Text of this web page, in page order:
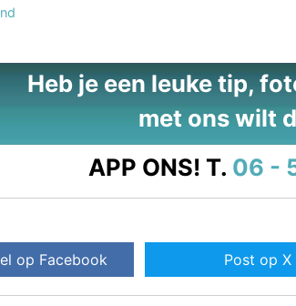
Heb je een leuke tip,
met ons wilt
APP ONS! T. 06 -
op Facebook Post op X